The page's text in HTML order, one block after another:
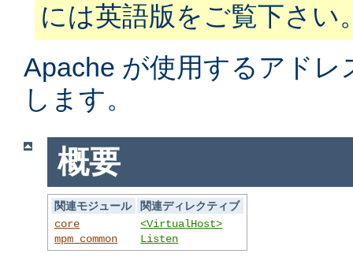
には英語版をご覧下さい
Apache が使用するアド
します。
概要
関連モジュール
関連ディレクティブ
core
mpm_common
<VirtualHost>
Listen